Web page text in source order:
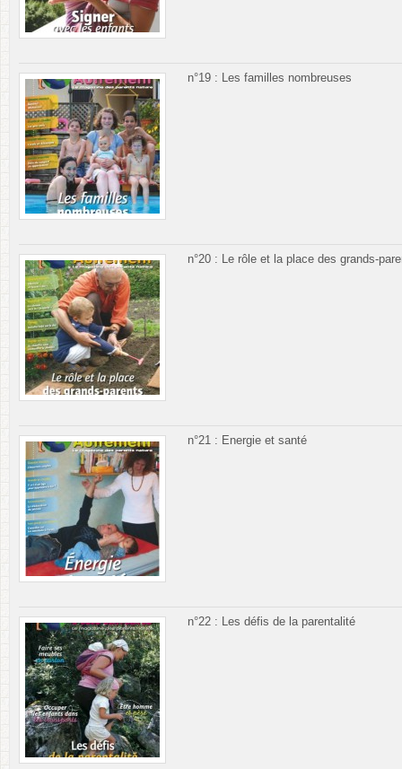
n°19 : Les familles nombreuses
n°20 : Le rôle et la place des grands-
n°21 : Energie et santé
n°22 : Les défis de la parentalité